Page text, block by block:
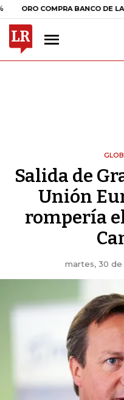
COMPRA BANCO DE LA
Salida de
Unión
rompería
martes, 30